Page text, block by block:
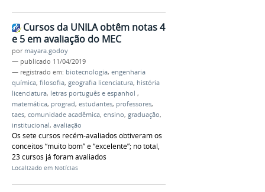
Cursos da UNILA obtêm notas 4
e 5 em avaliação do MEC
por mayara.godoy
— publicado 11/04/2019
— registrado em: biotecnologia, engenharia
química, filosofia, geografia licenciatura, história
licenciatura, letras português e espanhol ,
matemática, prograd, estudantes, professores,
taes, comunidade acadêmica, ensino, graduação,
institucional, avaliação
Os sete cursos recém-avaliados obtiveram os
conceitos “muito bom” e “excelente”; no total,
23 cursos já foram avaliados
Localizado em Notícias